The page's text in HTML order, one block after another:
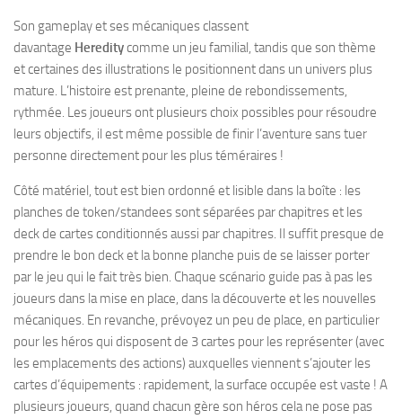
Son gameplay et ses mécaniques classent
davantage Hereditycomme un jeu familial, tandis que son thème
et certaines des illustrations le positionnent dans un univers plus
mature. L’histoire est prenante, pleine de rebondissements,
rythmée. Les joueurs ont plusieurs choix possibles pour résoudre
leurs objectifs, il est même possible de finir l’aventure sans tuer
personne directement pour les plus téméraires !
Côté matériel, tout est bien ordonné et lisible dans la boîte : les
planches de token/standees sont séparées par chapitres et les
deck de cartes conditionnés aussi par chapitres. Il suffit presque de
prendre le bon deck et la bonne planche puis de se laisser porter
par le jeu qui le fait très bien. Chaque scénario guide pas à pas les
joueurs dans la mise en place, dans la découverte et les nouvelles
mécaniques. En revanche, prévoyez un peu de place, en particulier
pour les héros qui disposent de 3 cartes pour les représenter (avec
les emplacements des actions) auxquelles viennent s’ajouter les
cartes d’équipements : rapidement, la surface occupée est vaste ! A
plusieurs joueurs, quand chacun gère son héros cela ne pose pas